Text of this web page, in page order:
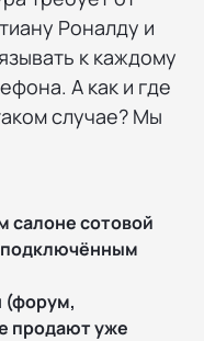
Роналду и
к каждому
А как и где
случае? Мы
салоне сотовой
подключённым
(форум,
продают уже